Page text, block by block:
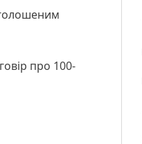
про 100-